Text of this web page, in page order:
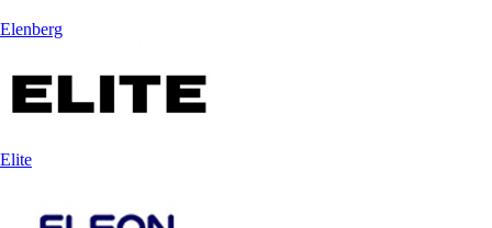
Elenberg
Elite